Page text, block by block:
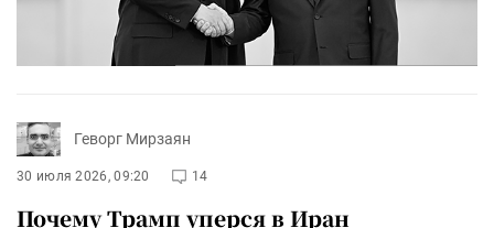
Геворг Мирзаян
30 июля 2026, 09:20 14
Почему Трамп уперся в Иран